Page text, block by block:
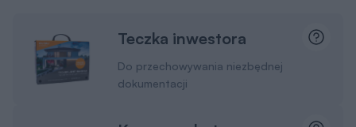
Teczka inwestora
Do przechowywania niezbędnej
dokumentacji